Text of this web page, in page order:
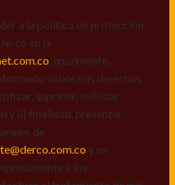
el tratamiento de mis
a la política de protección
en la
, igualmente,
sobre mis derechos
suprimir, solicitar
y ii) finalidad, presentar
de
y en
a los